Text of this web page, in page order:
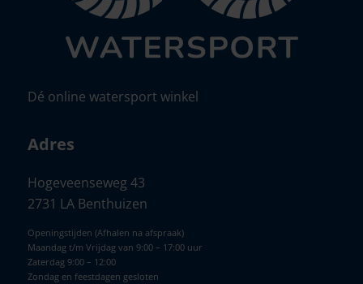
Dé online watersport winkel
Adres
Hogeveenseweg 43
2731 LA Benthuizen
Openingstijden (Afhalen na afspraak)
Maandag t/m Vrijdag van 9:00 – 17:00 uur
Zaterdag 9:00 – 12:00
Zondag en feestdagen gesloten